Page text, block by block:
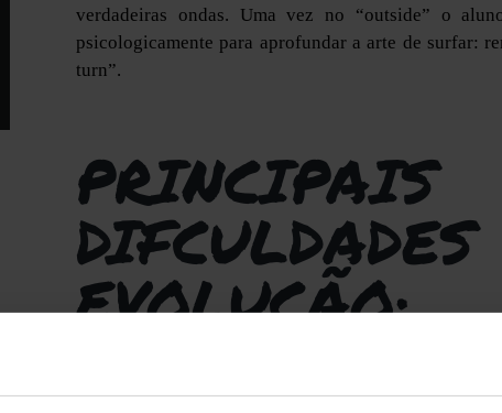
verdadeiras ondas. Uma vez no “outside” o
psicologicamente para aprofundar a arte de surfar:
turn”.
PRINCIPAIS
EVOLUÇÃO: